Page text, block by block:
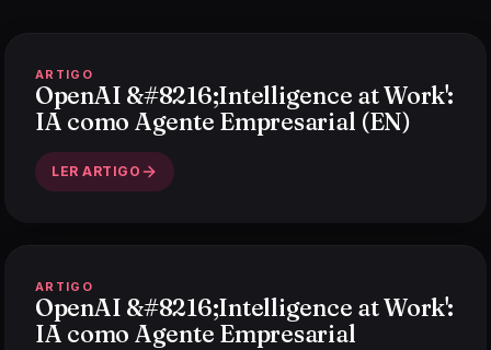
ARTIGO
OpenAI &#8216;Intelligence at Work':
IA como Agente Empresarial (EN)
LER ARTIGO
ARTIGO
OpenAI &#8216;Intelligence at Work':
IA como Agente Empresarial